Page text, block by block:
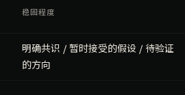
稳固程度
明确共识 / 暂时接受的假设 / 待验证
的方向